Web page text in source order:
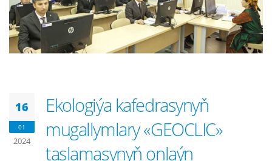
16
01
2024
Ekologiýa kafedrasynyň
mugallymlary «GEOCLIC»
taslamasynyň onlaýn